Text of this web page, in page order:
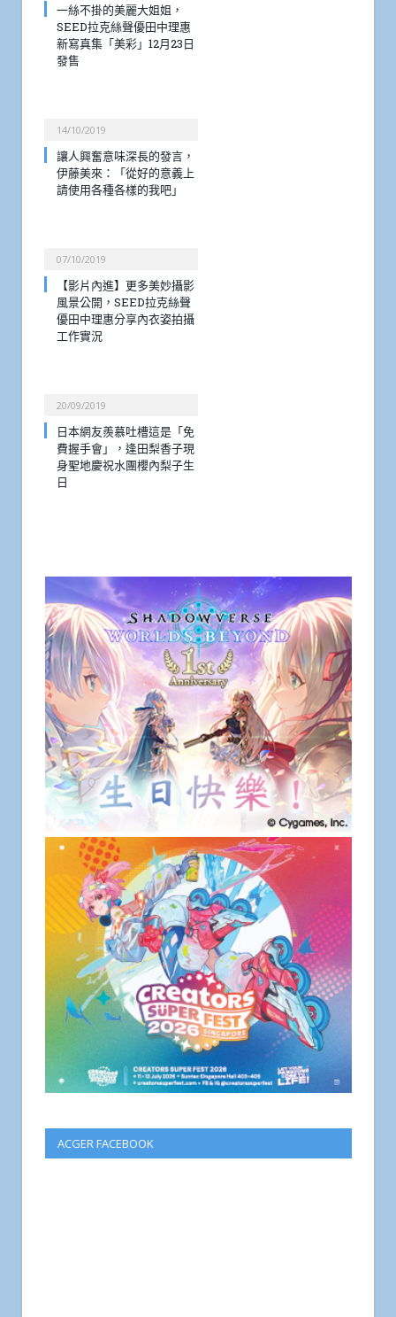
一絲不掛的美麗大姐姐，
SEED拉克絲聲優田中理惠
新寫真集「美彩」12月23日
發售
14/10/2019
讓人興奮意味深長的發言，
伊藤美來：「從好的意義上
請使用各種各樣的我吧」
07/10/2019
【影片內進】更多美妙攝影
風景公開，SEED拉克絲聲
優田中理惠分享內衣姿拍攝
工作實況
20/09/2019
日本網友羨慕吐槽這是「免
費握手會」，逢田梨香子現
身聖地慶祝水團櫻內梨子生
日
ACGER FACEBOOK